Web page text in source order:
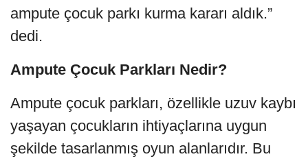
ampute çocuk parkı kurma kararı aldık.”
dedi.
Ampute Çocuk Parkları Nedir?
Ampute çocuk parkları, özellikle uzuv kaybı
yaşayan çocukların ihtiyaçlarına uygun
şekilde tasarlanmış oyun alanlarıdır. Bu